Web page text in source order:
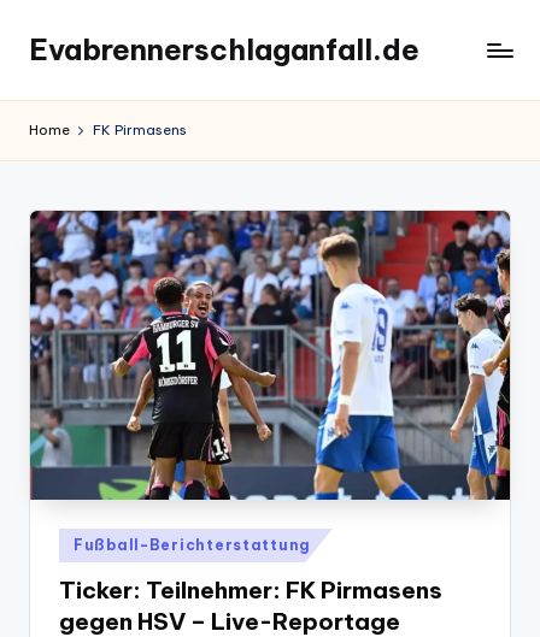
content
Evabrennerschlaganfall.de
Home FK Pirmasens
Posted
in
Fußball-Berichterstattung
Ticker: Teilnehmer: FK Pirmasens
gegen HSV – Live-Reportage